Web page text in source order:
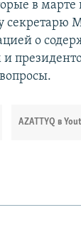
в
секретарю
о
AZATTYQ в